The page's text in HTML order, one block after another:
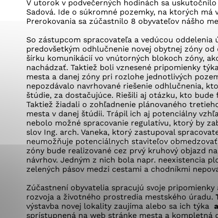
Karanténna stanica Malacky
Sčítanie obyvateľov, domov a bytov
2021
V utorok v podvečerných hodinách sa
Sadová. Ide o súkromné pozemky, na ktorých
Prerokovania sa zúčastnilo 8 obyvateľov nášho
So zástupcom spracovateľa a vedúcou
predovšetkým odhlučnenie novej obytnej zóny
šírku komunikácií vo vnútorných blokoch zóny,
nachádzať. Taktiež boli vznesené pripomienky
mesta a danej zóny pri rozlohe jednotlivých
nepozdávalo navrhované riešenie odhlučnenia,
štúdie, za dostačujúce. Riešili aj otázku, kto
Taktiež žiadali o zohľadnenie plánovaného
mesta v danej štúdii. Trápil ich aj potenciálny
nebolo možné spracovanie regulatívu, ktorý by
slov Ing. arch. Vaneka, ktorý zastupoval
neumožňuje potenciálnych staviteľov
zóny bude realizované cez prvý kruhový objazd
návrhov. Jedným z nich bola napr. neexistencia
zelených pásov medzi cestami a chodníkmi
Zúčastnení obyvatelia spracujú svoje
rozvoja a životného prostredia mestského úradu.
výstavba novej lokality zaujíma alebo sa ich týka
sprístupnená na web stránke mesta a kompletná
Technické cookies
Technické súbory
tým, že umožňujú
stránky. Bez týchto
Analytické cookies
Analytické cookies
aby mohol stránky
možné ich spojiť s